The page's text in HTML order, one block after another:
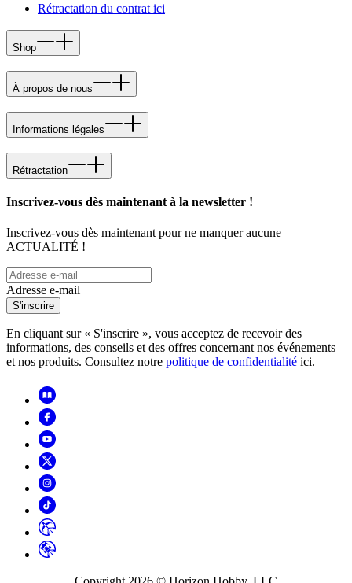
Rétractation du contrat ici
Shop
À propos de nous
Informations légales
Rétractation
Inscrivez-vous dès maintenant à la newsletter !
Inscrivez-vous dès maintenant pour ne manquer aucune
ACTUALITÉ !
Adresse e-mail
S'inscrire
En cliquant sur « S'inscrire », vous acceptez de recevoir des
informations, des conseils et des offres concernant nos événements
et nos produits. Consultez notre politique de confidentialité ici.